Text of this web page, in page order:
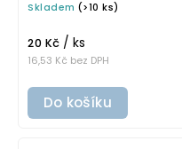
samolepka na
Skladem (>10 ks)
16,53 Kč bez DPH
20 Kč / ks
Do košíku